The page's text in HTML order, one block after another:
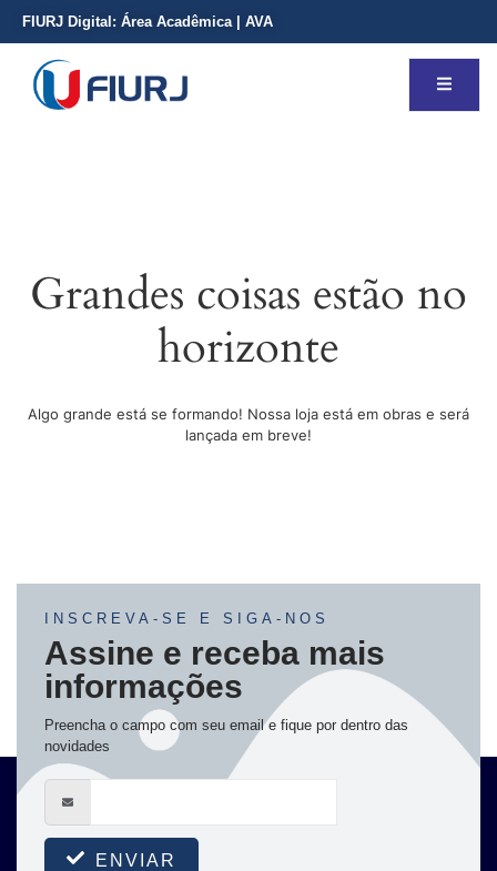
FIURJ Digital: Área Acadêmica AVA
Grandes coisas estão no
horizonte
Algo grande está se formando! Nossa loja está em obras e será
lançada em breve!
INSCREVA-SE E SIGA-NOS
Assine e receba mais
informações
Preencha o campo com seu email e fique por dentro das
novidades
ENVIAR